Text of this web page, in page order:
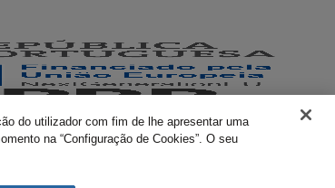
do utilizador com fim de lhe apresentar uma
na “Configuração de Cookies”. O seu